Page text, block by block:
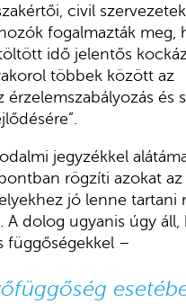
civil
fogalmazták meg,
idő jelentős
többek között az
érzelemszabályozás és
jegyzékkel
rögzíti azokat az
jó lenne tartani
A dolog ugyanis úgy áll,
függőségekkel –